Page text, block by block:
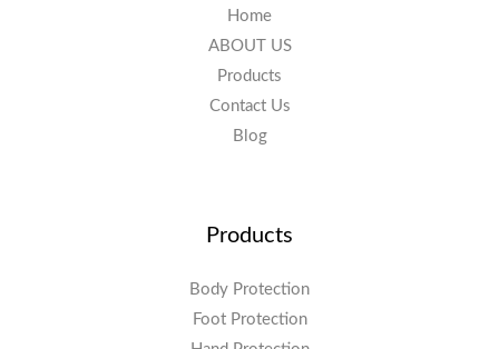
Home
ABOUT US
Products
Contact Us
Blog
Products
Body Protection
Foot Protection